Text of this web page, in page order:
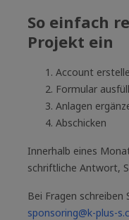
So einfach
Projekt ein
Account
Formular
Anlagen
Abschicken
Innerhalb eines
schriftliche Antwort,
Bei Fragen schreiben
sponsoring@k-plus-